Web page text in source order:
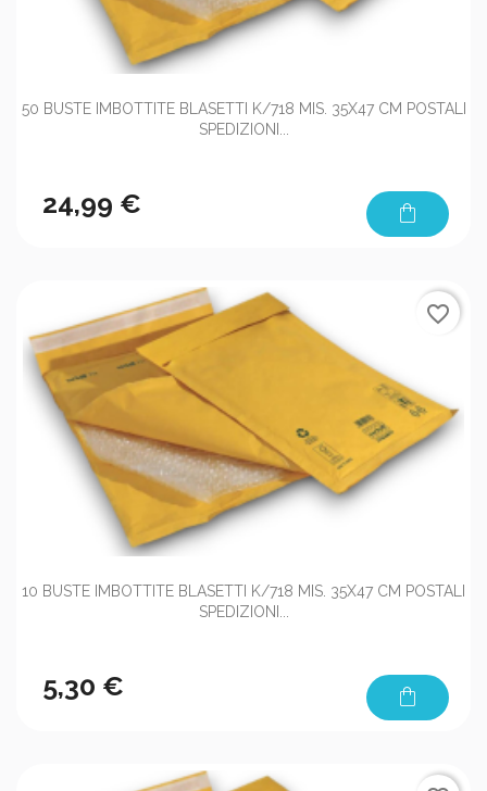
50 BUSTE IMBOTTITE BLASETTI K/718 MIS. 35X47 CM POSTALI
SPEDIZIONI...
24,99 € shopping_bag
10 BUSTE IMBOTTITE BLASETTI K/718 MIS. 35X47 CM POSTALI
SPEDIZIONI...
5,30 € shopping_bag
favorite_border